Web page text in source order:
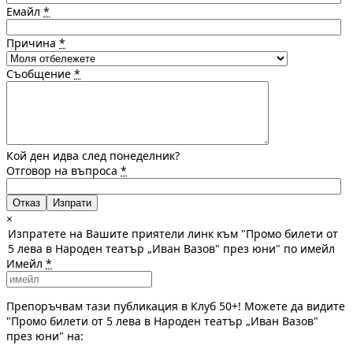
Емайл *
Причина *
Съобщение *
Кой ден идва след понеделник?
Отговор на въпроса *
Отказ
×
Изпратете на Вашите приятели линк към "Промо билети от
5 лева в Народен театър „Иван Вазов" през юни" по имейл
Имейл *
Препоръчвам тази публикация в Клуб 50+! Можете да видите
"Промо билети от 5 лева в Народен театър „Иван Вазов"
през юни" на: